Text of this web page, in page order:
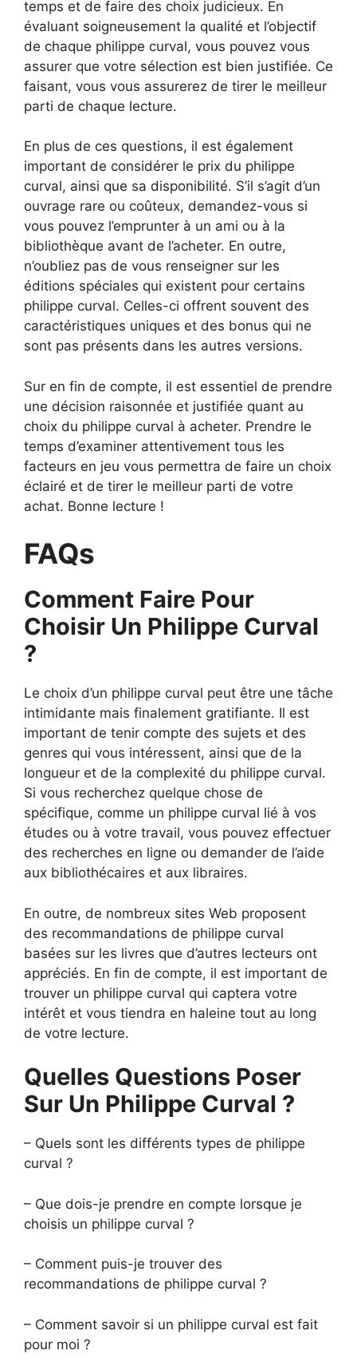
temps et de faire des choix judicieux. En
évaluant soigneusement la qualité et l’objectif
de chaque philippe curval, vous pouvez vous
assurer que votre sélection est bien justifiée. Ce
faisant, vous vous assurerez de tirer le meilleur
parti de chaque lecture.
En plus de ces questions, il est également
important de considérer le prix du philippe
curval, ainsi que sa disponibilité. S’il s’agit d’un
ouvrage rare ou coûteux, demandez-vous si
vous pouvez l’emprunter à un ami ou à la
bibliothèque avant de l’acheter. En outre,
n’oubliez pas de vous renseigner sur les
éditions spéciales qui existent pour certains
philippe curval. Celles-ci offrent souvent des
caractéristiques uniques et des bonus qui ne
sont pas présents dans les autres versions.
Sur en fin de compte, il est essentiel de prendre
une décision raisonnée et justifiée quant au
choix du philippe curval à acheter. Prendre le
temps d’examiner attentivement tous les
facteurs en jeu vous permettra de faire un choix
éclairé et de tirer le meilleur parti de votre
achat. Bonne lecture !
FAQs
Comment Faire Pour
Choisir Un Philippe Curval
?
Le choix d’un philippe curval peut être une tâche
intimidante mais finalement gratifiante. Il est
important de tenir compte des sujets et des
genres qui vous intéressent, ainsi que de la
longueur et de la complexité du philippe curval.
Si vous recherchez quelque chose de
spécifique, comme un philippe curval lié à vos
études ou à votre travail, vous pouvez effectuer
des recherches en ligne ou demander de l’aide
aux bibliothécaires et aux libraires.
En outre, de nombreux sites Web proposent
des recommandations de philippe curval
basées sur les livres que d’autres lecteurs ont
appréciés. En fin de compte, il est important de
trouver un philippe curval qui captera votre
intérêt et vous tiendra en haleine tout au long
de votre lecture.
Quelles Questions Poser
Sur Un Philippe Curval ?
– Quels sont les différents types de philippe
curval ?
– Que dois-je prendre en compte lorsque je
choisis un philippe curval ?
– Comment puis-je trouver des
recommandations de philippe curval ?
– Comment savoir si un philippe curval est fait
pour moi ?